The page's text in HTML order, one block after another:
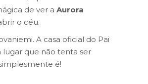
de ver a Aurora
o céu.
A casa oficial do Pai
lugar que não tenta ser
é!